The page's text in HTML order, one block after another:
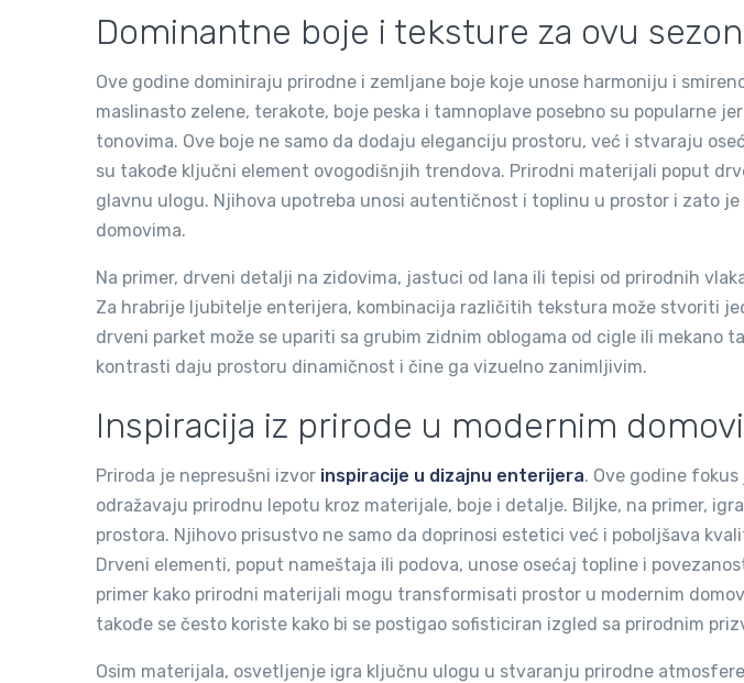
Dominantne boje i teksture za ovu
Ove godine dominiraju prirodne i zemljane boje koje unose harmoniju i
maslinasto zelene, terakote, boje peska i tamnoplave posebno su popularne
tonovima. Ove boje ne samo da dodaju eleganciju prostoru, već i stvaraju
su takođe ključni element ovogodišnjih trendova. Prirodni materijali poput
glavnu ulogu. Njihova upotreba unosi autentičnost i toplinu u prostor i zato je
domovima.
Na primer, drveni detalji na zidovima, jastuci od lana ili tepisi od prirodnih
Za hrabrije ljubitelje enterijera, kombinacija različitih tekstura može stvoriti
drveni parket može se upariti sa grubim zidnim oblogama od cigle ili mekano
kontrasti daju prostoru dinamičnost i čine ga vizuelno zanimljivim.
Inspiracija iz prirode u modernim
Priroda je nepresušni izvor inspiracije u dizajnu enterijera. Ove godine
odražavaju prirodnu lepotu kroz materijale, boje i detalje. Biljke, na primer,
prostora. Njihovo prisustvo ne samo da doprinosi estetici već i poboljšava
Drveni elementi, poput nameštaja ili podova, unose osećaj topline i
primer kako prirodni materijali mogu transformisati prostor u modernim
takođe se često koriste kako bi se postigao sofisticiran izgled sa prirodnim
Osim materijala, osvetljenje igra ključnu ulogu u stvaranju prirodne